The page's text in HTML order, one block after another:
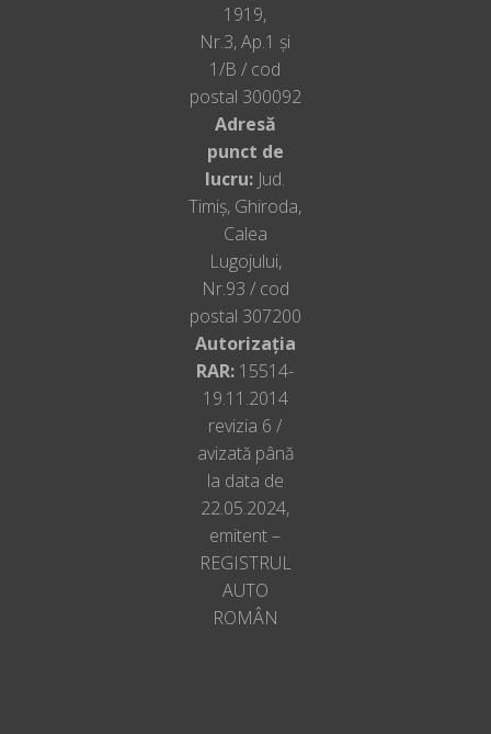
1919,
Nr.3, Ap.1 și
1/B / cod
postal 300092
Adresă
punct de
lucru: Jud.
Timiș, Ghiroda,
Calea
Lugojului,
Nr.93 / cod
postal 307200
Autorizația
RAR: 15514-
19.11.2014
revizia 6 /
avizată până
la data de
22.05.2024,
emitent –
REGISTRUL
AUTO
ROMÂN